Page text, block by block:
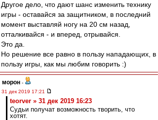
Другое дело, что дают шанс изменить технику
игры - оставайся за защитником, в последний
момент выставляй ногу на 20 см назад,
отталкивайся - и вперед, отрывайся.
Это да.
Но решение все равно в пользу нападающих, в
пользу игры, как мы любим говорить :)
морон -
31 дек 2019 17:21
teorver » 31 дек 2019 16:23
Судьи получат возможность творить, что
хотят.